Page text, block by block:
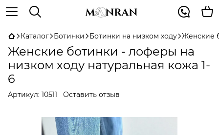
Каталог Ботинки Ботинки на низком ходу Женские
Женские ботинки - лоферы на
низком ходу натуральная кожа 1-
6
Артикул: 10511 Оставить отзыв